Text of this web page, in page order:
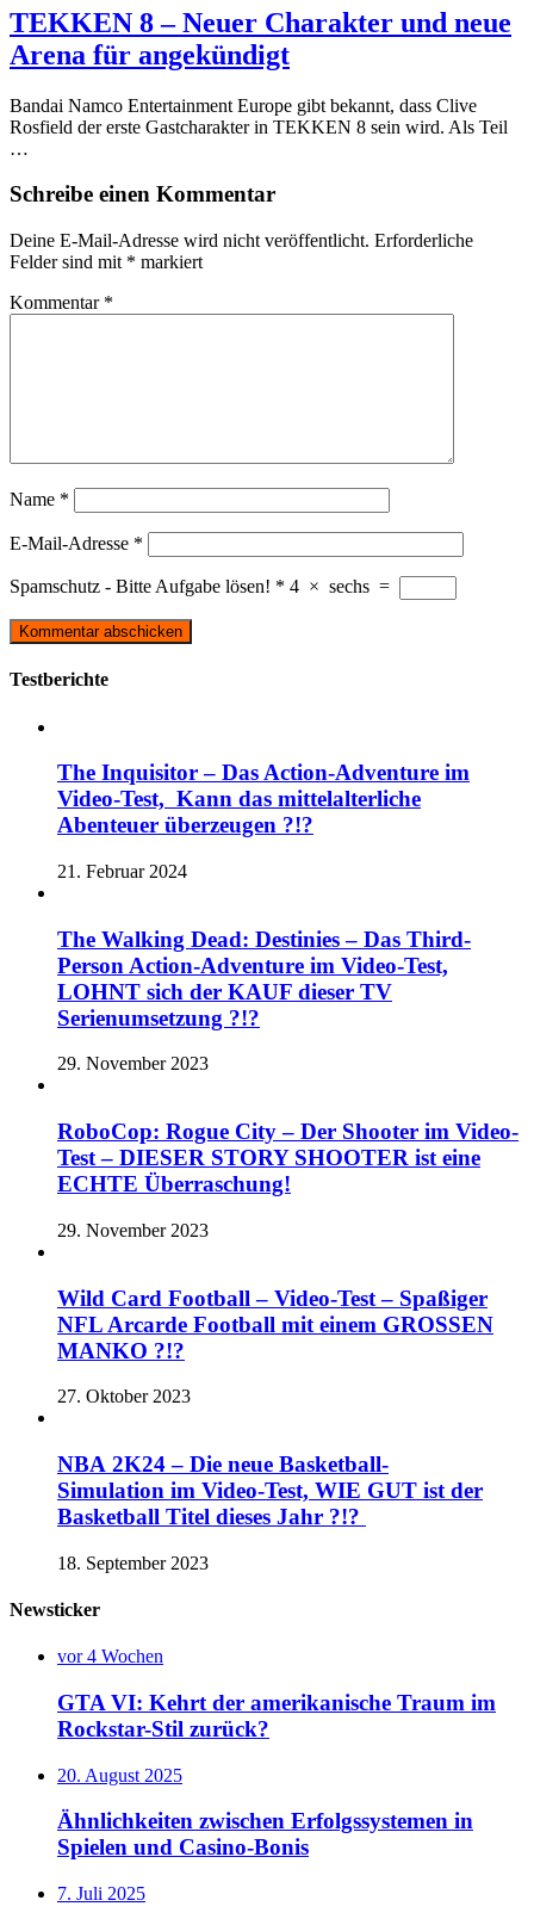
TEKKEN 8 – Neuer Charakter und neue
Arena für angekündigt
Bandai Namco Entertainment Europe gibt bekannt, dass Clive
Rosfield der erste Gastcharakter in TEKKEN 8 sein wird. Als Teil
…
Schreibe einen Kommentar
Deine E-Mail-Adresse wird nicht veröffentlicht. Erforderliche
Felder sind mit * markiert
Kommentar *
Name *
E-Mail-Adresse *
Spamschutz - Bitte Aufgabe lösen! * 4 × sechs =
Testberichte
The Inquisitor – Das Action-Adventure im
Video-Test, Kann das mittelalterliche
Abenteuer überzeugen ?!?
21. Februar 2024
The Walking Dead: Destinies – Das Third-
Person Action-Adventure im Video-Test,
LOHNT sich der KAUF dieser TV
Serienumsetzung ?!?
29. November 2023
RoboCop: Rogue City – Der Shooter im Video-
Test – DIESER STORY SHOOTER ist eine
ECHTE Überraschung!
29. November 2023
Wild Card Football – Video-Test – Spaßiger
NFL Arcarde Football mit einem GROSSEN
MANKO ?!?
27. Oktober 2023
NBA 2K24 – Die neue Basketball-
Simulation im Video-Test, WIE GUT ist der
Basketball Titel dieses Jahr ?!?
18. September 2023
Newsticker
vor 4 Wochen
GTA VI: Kehrt der amerikanische Traum im
Rockstar-Stil zurück?
20. August 2025
Ähnlichkeiten zwischen Erfolgssystemen in
Spielen und Casino‑Bonis
7. Juli 2025